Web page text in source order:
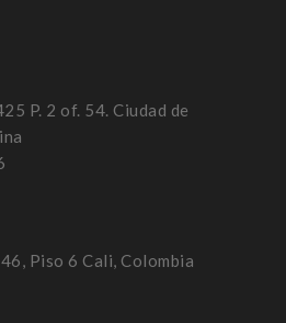
P. 2 of. 54. Ciudad de
Piso 6 Cali, Colombia